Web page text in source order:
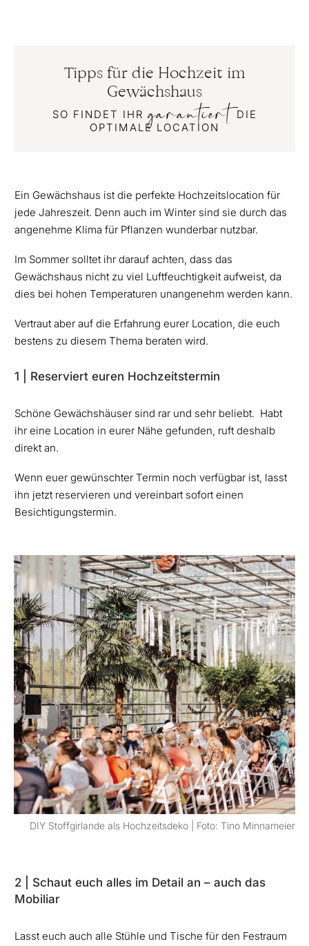
Tipps für die Hochzeit im
Gewächshaus
SO FINDET IHRgarantiert
DIE
OPTIMALE LOCATION
Ein Gewächshaus ist die perfekte Hochzeitslocation für
jede Jahreszeit. Denn auch im Winter sind sie durch das
angenehme Klima für Pflanzen wunderbar nutzbar.
Im Sommer solltet ihr darauf achten, dass das
Gewächshaus nicht zu viel Luftfeuchtigkeit aufweist, da
dies bei hohen Temperaturen unangenehm werden kann.
Vertraut aber auf die Erfahrung eurer Location, die euch
bestens zu diesem Thema beraten wird.
1 | Reserviert euren Hochzeitstermin
Schöne Gewächshäuser sind rar und sehr beliebt. Habt
ihr eine Location in eurer Nähe gefunden, ruft deshalb
direkt an.
Wenn euer gewünschter Termin noch verfügbar ist, lasst
ihn jetzt reservieren und vereinbart sofort einen
Besichtigungstermin.
DIY Stoffgirlande als Hochzeitsdeko | Foto: Tino Minnameier
2 | Schaut euch alles im Detail an – auch das
Mobiliar
Lasst euch auch alle Stühle und Tische für den Festraum